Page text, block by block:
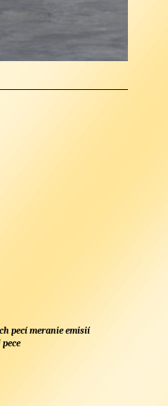
pecí meranie emisií